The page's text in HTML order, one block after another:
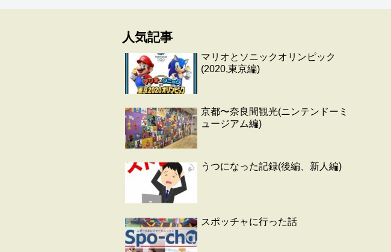
人気記事
マリオとソニックオリンピック
(2020,東京編)
京都〜奈良間観光(ニンテンドーミ
ュージアム編)
うつになった記録(後編、新人編)
スポッチャに行った話